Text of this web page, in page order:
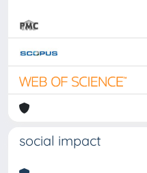
social impact